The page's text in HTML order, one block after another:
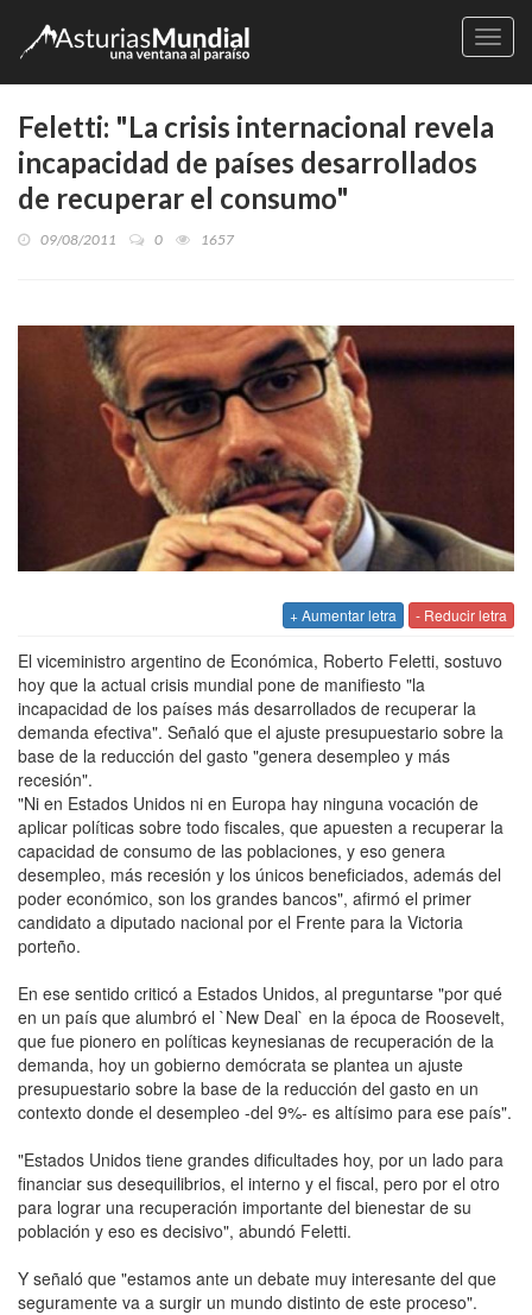
Feletti: "La crisis internacional revela
incapacidad de países desarrollados
de recuperar el consumo"
09/08/2011 0 1657
+ Aumentar letra - Reducir letra
El viceministro argentino de Económica, Roberto Feletti, sostuvo
hoy que la actual crisis mundial pone de manifiesto "la
incapacidad de los países más desarrollados de recuperar la
demanda efectiva". Señaló que el ajuste presupuestario sobre la
base de la reducción del gasto "genera desempleo y más
recesión".
"Ni en Estados Unidos ni en Europa hay ninguna vocación de
aplicar políticas sobre todo fiscales, que apuesten a recuperar la
capacidad de consumo de las poblaciones, y eso genera
desempleo, más recesión y los únicos beneficiados, además del
poder económico, son los grandes bancos", afirmó el primer
candidato a diputado nacional por el Frente para la Victoria
porteño.
En ese sentido criticó a Estados Unidos, al preguntarse "por qué
en un país que alumbró el `New Deal` en la época de Roosevelt,
que fue pionero en políticas keynesianas de recuperación de la
demanda, hoy un gobierno demócrata se plantea un ajuste
presupuestario sobre la base de la reducción del gasto en un
contexto donde el desempleo -del 9%- es altísimo para ese país".
"Estados Unidos tiene grandes dificultades hoy, por un lado para
financiar sus desequilibrios, el interno y el fiscal, pero por el otro
para lograr una recuperación importante del bienestar de su
población y eso es decisivo", abundó Feletti.
Y señaló que "estamos ante un debate muy interesante del que
seguramente va a surgir un mundo distinto de este proceso".